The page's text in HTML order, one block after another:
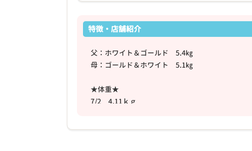
特徴・店舗紹介
父：ホワイト＆ゴールド 5.4㎏
母：ゴールド＆ホワイト 5.1㎏
★体重★
7/2 4.11ｋｇ